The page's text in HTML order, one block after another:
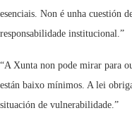
esenciais. Non é unha cuestión
responsabilidade institucional.”
“A Xunta non pode mirar para
están baixo mínimos. A lei
situación de vulnerabilidade.”